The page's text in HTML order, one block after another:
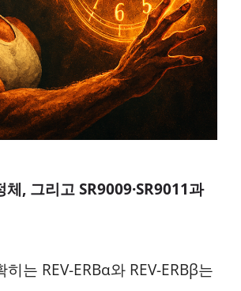
체, 그리고 SR9009·SR9011과
히는 REV-ERBα와 REV-ERBβ는